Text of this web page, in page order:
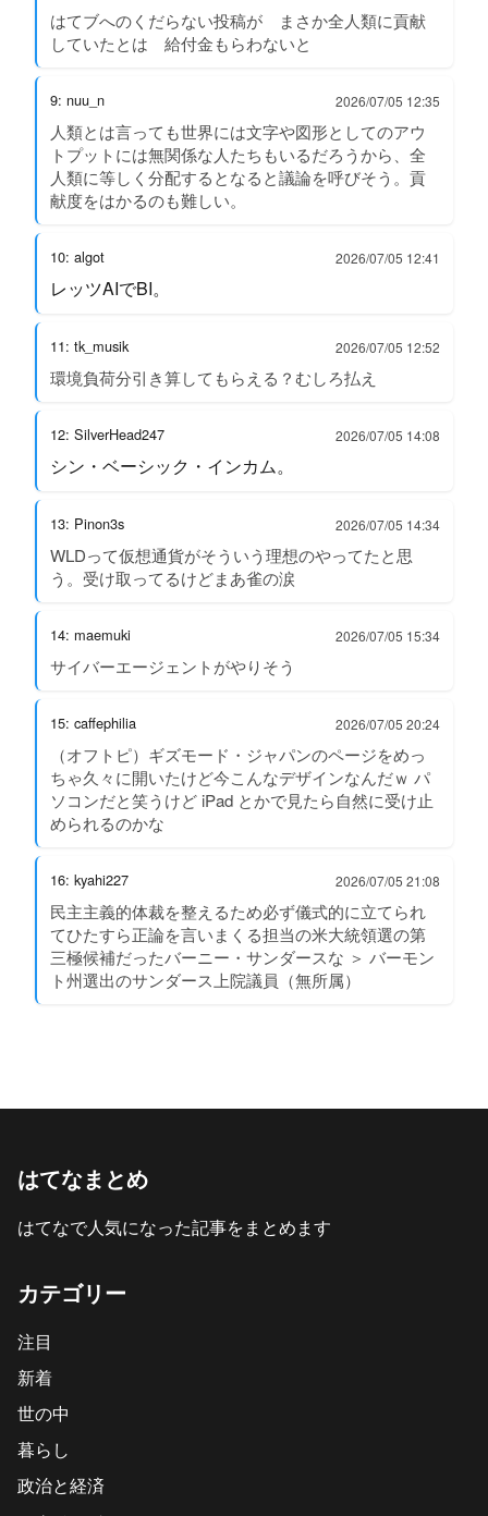
はてブへのくだらない投稿が まさか全人類に貢献
していたとは 給付金もらわないと
9: nuu_n 2026/07/05 12:35
人類とは言っても世界には文字や図形としてのアウ
トプットには無関係な人たちもいるだろうから、全
人類に等しく分配するとなると議論を呼びそう。貢
献度をはかるのも難しい。
10: algot 2026/07/05 12:41
レッツAIでBI。
11: tk_musik 2026/07/05 12:52
環境負荷分引き算してもらえる？むしろ払え
12: SilverHead247 2026/07/05 14:08
シン・ベーシック・インカム。
13: Pinon3s 2026/07/05 14:34
WLDって仮想通貨がそういう理想のやってたと思
う。受け取ってるけどまあ雀の涙
14: maemuki 2026/07/05 15:34
サイバーエージェントがやりそう
15: caffephilia 2026/07/05 20:24
（オフトピ）ギズモード・ジャパンのページをめっ
ちゃ久々に開いたけど今こんなデザインなんだｗ パ
ソコンだと笑うけど iPad とかで見たら自然に受け止
められるのかな
16: kyahi227 2026/07/05 21:08
民主主義的体裁を整えるため必ず儀式的に立てられ
てひたすら正論を言いまくる担当の米大統領選の第
三極候補だったバーニー・サンダースな ＞ バーモン
ト州選出のサンダース上院議員（無所属）
はてなまとめ
はてなで人気になった記事をまとめます
カテゴリー
注目
新着
世の中
暮らし
政治と経済